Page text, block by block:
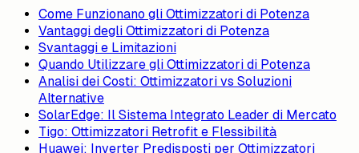
Come Funzionano gli Ottimizzatori di Potenza
Vantaggi degli Ottimizzatori di Potenza
Svantaggi e Limitazioni
Quando Utilizzare gli Ottimizzatori di Potenza
Analisi dei Costi: Ottimizzatori vs Soluzioni
Alternative
SolarEdge: Il Sistema Integrato Leader di Mercato
Tigo: Ottimizzatori Retrofit e Flessibilità
Huawei: Inverter Predisposti per Ottimizzatori